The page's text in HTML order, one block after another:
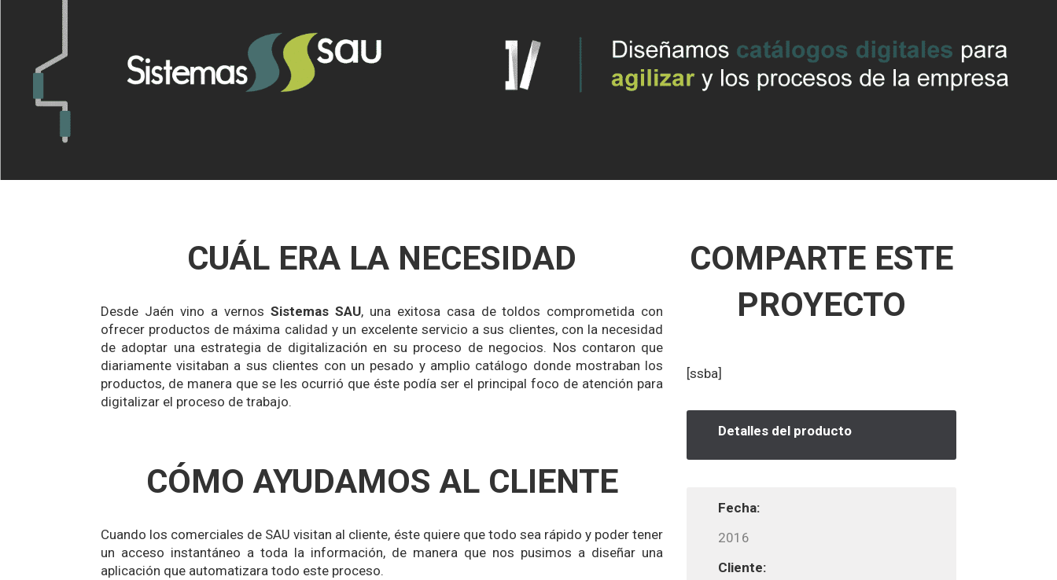
CUÁL ERA LA NECESIDAD
Desde Jaén vino a vernos Sistemas SAU, una exitosa casa de toldos comprometida con
ofrecer productos de máxima calidad y un excelente servicio a sus clientes, con la necesidad
de adoptar una estrategia de digitalización en su proceso de negocios. Nos contaron que
diariamente visitaban a sus clientes con un pesado y amplio catálogo donde mostraban los
productos, de manera que se les ocurrió que éste podía ser el principal foco de atención para
digitalizar el proceso de trabajo.
CÓMO AYUDAMOS AL CLIENTE
Cuando los comerciales de SAU visitan al cliente, éste quiere que todo sea rápido y poder tener
un acceso instantáneo a toda la información, de manera que nos pusimos a diseñar una
aplicación que automatizara todo este proceso.
COMPARTE ESTE
PROYECTO
[ssba]
Detalles del producto
Fecha:
2016
Cliente: